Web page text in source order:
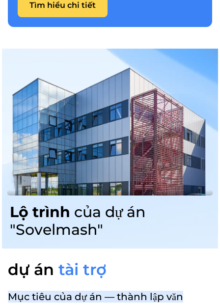
Tìm hiểu chi tiết
Lộ trình của dự án
"Sovelmash"
dự án tài trợ
Mục tiêu của dự án — thành lập văn